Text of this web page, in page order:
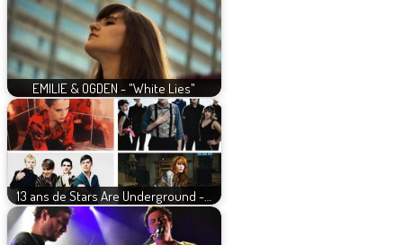
EMILIE & OGDEN - "White Lies"
13 ans de Stars Are Underground -…